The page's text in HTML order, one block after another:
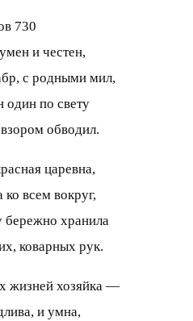
730
и честен,
с родными мил,
один по свету
обводил.
царевна,
всем вокруг,
бережно хранила
коварных рук.
жизней хозяйка —
и умна,